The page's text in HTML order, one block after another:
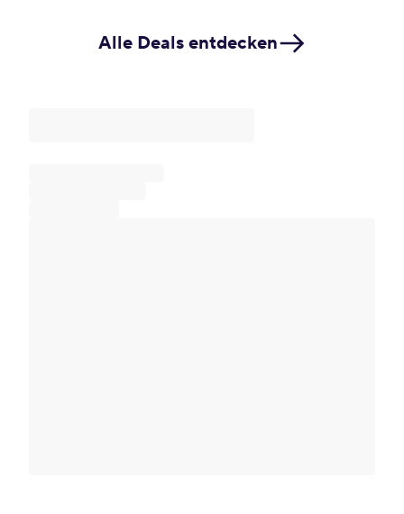
Alle Deals entdecken